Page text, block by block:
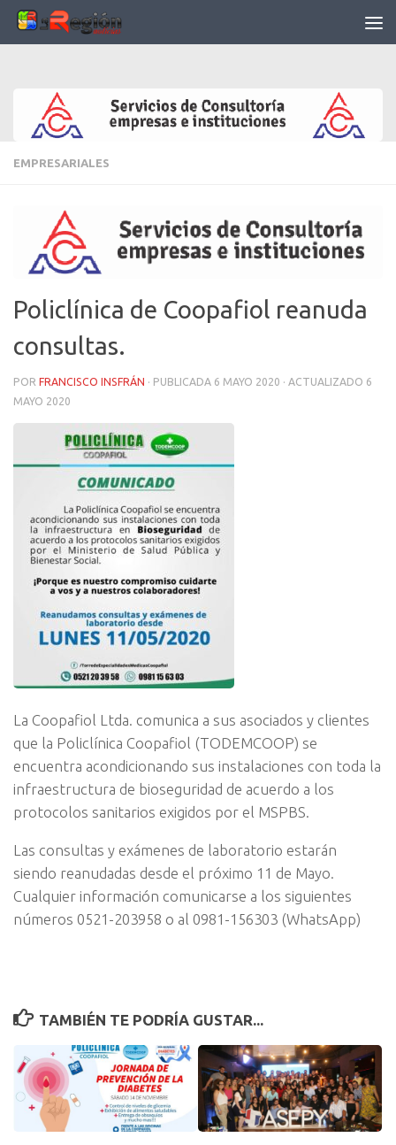
Saltar al contenido
EMPRESARIALES
Policlínica de Coopafiol reanuda
consultas.
POR FRANCISCO INSFRÁN · PUBLICADA 6 MAYO 2020 · ACTUALIZADO 6
MAYO 2020
La Coopafiol Ltda. comunica a sus asociados y clientes
que la Policlínica Coopafiol (TODEMCOOP) se
encuentra acondicionando sus instalaciones con toda la
infraestructura de bioseguridad de acuerdo a los
protocolos sanitarios exigidos por el MSPBS.
Las consultas y exámenes de laboratorio estarán
siendo reanudadas desde el próximo 11 de Mayo.
Cualquier información comunicarse a los siguientes
números 0521-203958 o al 0981-156303 (WhatsApp)
TAMBIÉN TE PODRÍA GUSTAR...